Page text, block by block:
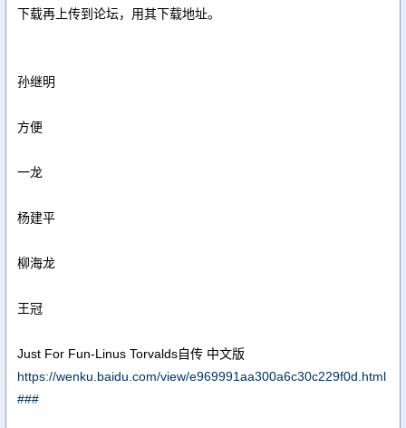
下载再上传到论坛，用其下载地址。
孙继明
方便
一龙
杨建平
柳海龙
王冠
Just For Fun-Linus Torvalds自传 中文版
https://wenku.baidu.com/view/e969991aa300a6c30c229f0d.html
###